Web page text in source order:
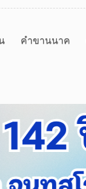
คำขานนาค